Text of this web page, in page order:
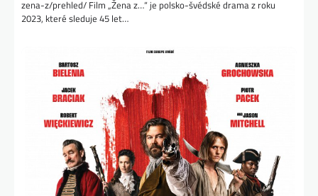
zena-z/prehled/ Film „Žena z…“ je polsko-švédské drama z roku
2023, které sleduje 45 let…